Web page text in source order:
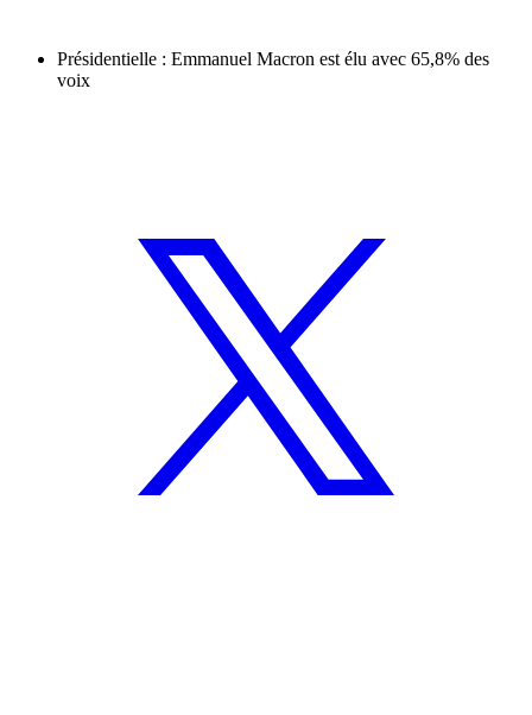
Présidentielle : Emmanuel Macron est élu avec 65,8% des
voix